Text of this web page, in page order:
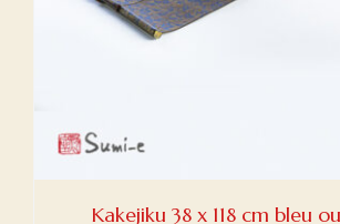
Kakejiku 38 x 118 cm bleu